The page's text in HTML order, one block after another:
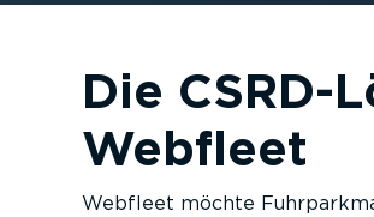
Die CSRD-
Webfleet
Webfleet möchte